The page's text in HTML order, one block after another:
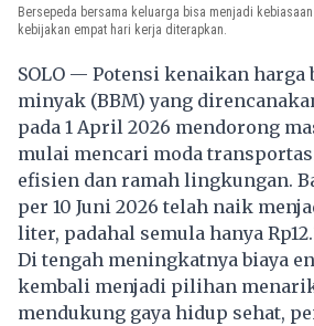
Bersepeda bersama keluarga bisa menjadi
kebijakan empat hari kerja diterapkan.
SOLO — Potensi kenaikan harga
minyak (BBM) yang
pada 1 April 2026 mendorong
mulai mencari moda
efisien dan ramah lingkungan.
per 10 Juni 2026 telah naik
liter, padahal semula hanya
Di tengah meningkatnya biaya
kembali menjadi pilihan
mendukung gaya hidup sehat,